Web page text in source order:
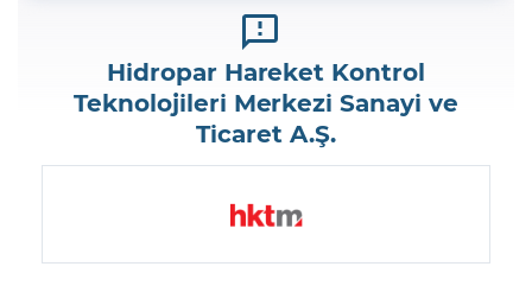
Hidropar Hareket Kontrol
Teknolojileri Merkezi Sanayi ve
Ticaret A.Ş.